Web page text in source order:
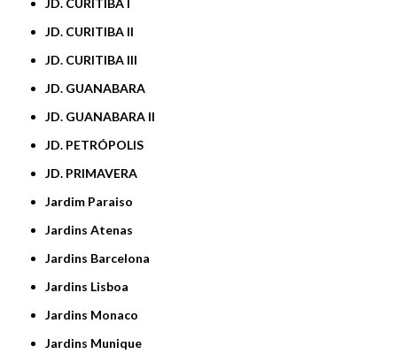
JD. CURITIBA I
JD. CURITIBA II
JD. CURITIBA III
JD. GUANABARA
JD. GUANABARA II
JD. PETRÓPOLIS
JD. PRIMAVERA
Jardim Paraiso
Jardins Atenas
Jardins Barcelona
Jardins Lisboa
Jardins Monaco
Jardins Munique